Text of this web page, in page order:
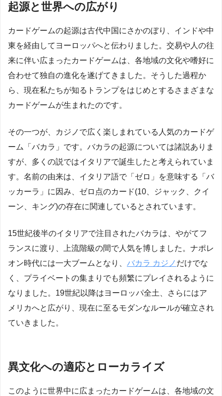
起源と世界への広がり
カードゲームの起源は古代中国にさかのぼり、インドや中
東を経由してヨーロッパへと伝わりました。交易や人の往
来に伴い広まったカードゲームは、各地域の文化や嗜好に
合わせて独自の進化を遂げてきました。そうした過程か
ら、現在私たちが知るトランプをはじめとするさまざまな
カードゲームが生まれたのです。
その一つが、カジノで広く楽しまれている人気のカードゲ
ーム「バカラ」です。バカラの起源については諸説ありま
すが、多くの説ではイタリアで誕生したと考えられていま
す。名前の由来は、イタリア語で「ゼロ」を意味する「バ
ッカーラ」に因み、ゼロ点のカード(10、ジャック、クイ
ーン、キング)の存在に関連しているとされています。
15世紀後半のイタリアで注目されたバカラは、やがてフ
ランスに渡り、上流階級の間で人気を博しました。ナポレ
オン時代には一大ブームとなり、 バカラ カジノ だけでな
く、プライベートの集まりでも頻繁にプレイされるように
なりました。19世紀以降はヨーロッパ全土、さらにはア
メリカへと広がり、現在に至るモダンなルールが確立され
ていきました。
異文化への適応とローカライズ
このように世界中に広まったカードゲームは、各地域の文